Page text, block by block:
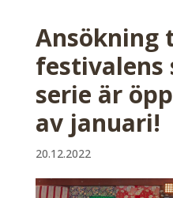
Ansökning
festivalens
serie är
av januari!
20.12.2022